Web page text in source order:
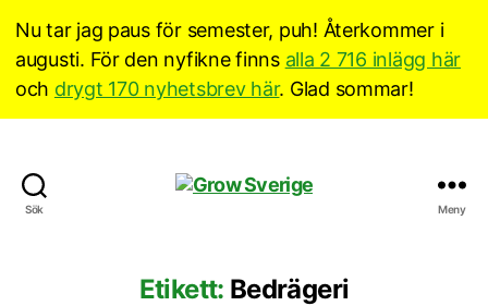
Nu tar jag paus för semester, puh! Återkommer i
augusti. För den nyfikne finns alla 2 716 inlägg här
och drygt 170 nyhetsbrev här. Glad sommar!
Sök Meny
Etikett: Bedrägeri